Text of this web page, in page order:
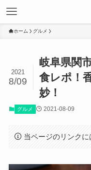
ホーム グルメ
岐阜県関
食レポ！
妙！
2021
8/09
グルメ 2021-08-09
当ページのリンクに